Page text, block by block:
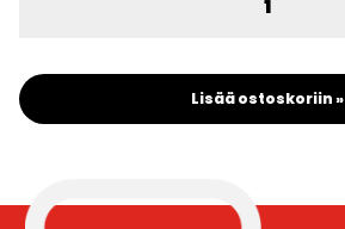
Lisää ostoskoriin »